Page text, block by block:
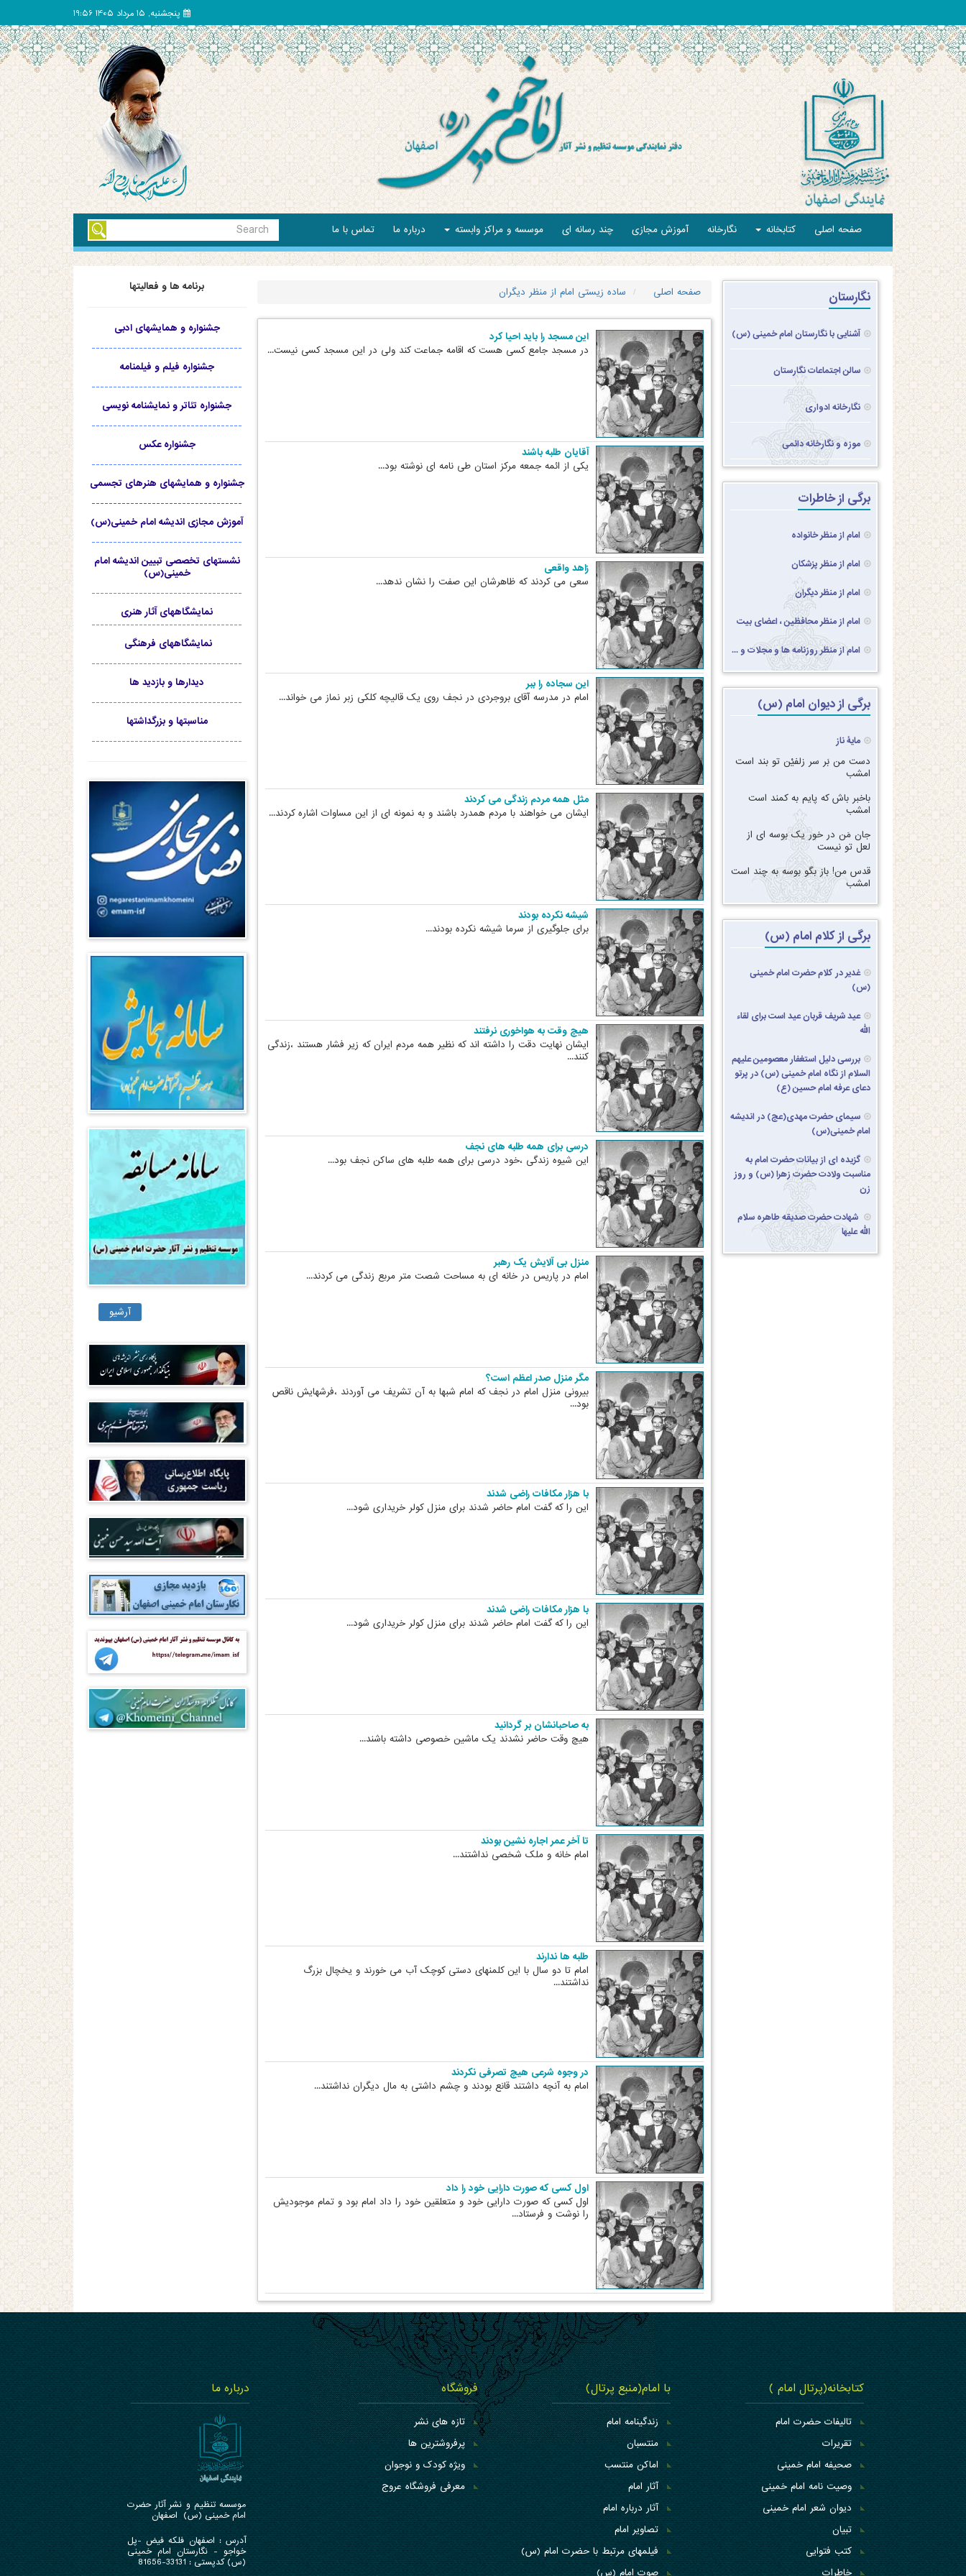
پنجشنبه, 15 مرداد 1405 19:56
صفحه اصلی کتابخانه نگارخانه آموزش مجازی چند رسانه ای موسسه و مراکز وابسته درباره ما تماس با ما
نگارستان
آشنایی با نگارستان امام خمینی (س)
سالن اجتماعات نگارستان
نگارخانه ادواری
موزه و نگارخانه دائمی
برگی از خاطرات
امام از منظر خانواده
امام از منظر پزشکان
امام از منظر دیگران
امام از منظر محافظین ، اعضای بیت
امام از منظر روزنامه ها و مجلات و ...
برگی از دیوان امام (س)
مایۀ ناز
دست من بَر سر زلفیْن تو بند است
امشب‏
‏‏باخبر باش که پایم به کمند است
امشب‏
‏‏جان مَن در خور یک بوسه ای از
لعل تو نیست‏
‏‏قدس من! باز بگو بوسه به چند است
امشب
برگی از کلام امام (س)
غدیر در کلام حضرت امام خمینی
(س)
عید شریف قربان عید است برای لقاء
الله
بررسی دلیل استغفار معصومین علیهم
السلام از نگاه امام خمینی (س) در پرتو
دعای عرفه امام حسین (ع)
سیمای حضرت مهدی(عج) در اندیشه
امام خمینی(س)
گزیده ای از بیانات حضرت امام به
مناسبت ولادت حضرت زهرا (س) و روز
زن
شهادت حضرت صدیقه طاهره سلام
الله علیها
صفحه اصلی ساده زیستی امام از منظر دیگران
این مسجد را باید احیا کرد
در مسجد جامع کسی هست که اقامه جماعت کند ولی در این مسجد کسی نیست...
آقایان طلبه باشند
یکی از ائمه جمعه مرکز استان طی نامه ای نوشته بود...
زاهد واقعی
سعی می کردند که ظاهرشان این صفت را نشان ندهد...
این سجاده را ببر
امام در مدرسه آقای بروجردی در نجف روی یک قالیچه کلکی زبر نماز می خواند...
مثل همه مردم زندگی می کردند
ایشان می خواهند با مردم همدرد باشند و به نمونه ای از این مساوات اشاره کردند...
شیشه نکرده بودند
برای جلوگیری از سرما شیشه نکرده بودند...
هیچ وقت به هواخوری نرفتند
ایشان نهایت دقت را داشته اند که نظیر همه مردم ایران که زیر فشار هستند ،زندگی
کنند...
درسی برای همه طلبه های نجف
این شیوه زندگی ،خود درسی برای همه طلبه های ساکن نجف بود...
منزل بی آلایش یک رهبر
امام در پاریس در خانه ای به مساحت شصت متر مربع زندگی می کردند...
مگر منزل صدر اعظم است؟
بیرونی منزل امام در نجف که امام شبها به آن تشریف می آوردند ،فرشهایش ناقص
بود...
با هزار مکافات راضی شدند
این را که گفت امام حاضر شدند برای منزل کولر خریداری شود...
با هزار مکافات راضی شدند
این را که گفت امام حاضر شدند برای منزل کولر خریداری شود...
به صاحبانشان بر گردانید
هیچ وقت حاضر نشدند یک ماشین خصوصی داشته باشند...
تا آخر عمر اجاره نشین بودند
امام خانه و ملک شخصی نداشتند...
طلبه ها ندارند
امام تا دو سال با این کلمنهای دستی کوچک آب می خورند و یخچال بزرگ
نداشتند...
در وجوه شرعی هیچ تصرفی نکردند
امام به آنچه داشتند قانع بودند و چشم داشتی به مال دیگران نداشتند...
اول کسی که صورت دارایی خود را داد
اول کسی که صورت دارایی خود و متعلقین خود را داد امام بود و تمام موجودیش
را نوشت و فرستاد...
برنامه ها و فعالیتها
جشنواره و همایشهای ادبی
-----------------------------------
جشنواره فیلم و فیلمنامه
-----------------------------------
جشنواره تئاتر و نمایشنامه نویسی
-----------------------------------
جشنواره عکس
-----------------------------------
جشنواره و همایشهای هنرهای تجسمی
-----------------------------------
آموزش مجازی اندیشه امام خمینی(س)
-----------------------------------
نشستهای تخصصی تبیین اندیشه امام
خمینی(س)
-----------------------------------
نمایشگاههای آثار هنری
-----------------------------------
نمایشگاههای فرهنگی
-----------------------------------
دیدارها و بازدید ها
-----------------------------------
مناسبتها و بزرگداشتها
-----------------------------------
آرشیو
کتابخانه(پرتال امام )
تالیفات حضرت امام
تقریرات
صحیفه امام خمینی
وصیت نامه امام خمینی
دیوان شعر امام خمینی
تبیان
کتب فتوایی
خاطرات
با امام(منبع پرتال)
زندگینامه امام
منتسبان
اماکن منتسب
آثار امام
آثار درباره امام
تصاویر امام
فیلمهای مرتبط با حضرت امام (س)
صوت امام (س)
فروشگاه
تازه های نشر
پرفروشترین ها
ویژه کودک و نوجوان
معرفی فروشگاه عروج
درباره ما
موسسه تنظیم و نشر آثار حضرت
امام خمینی (س) اصفهان
آدرس : اصفهان فلکه فیض -پل
خواجو - نگارستان امام خمینی
(س) کدپستی : 33131-81656